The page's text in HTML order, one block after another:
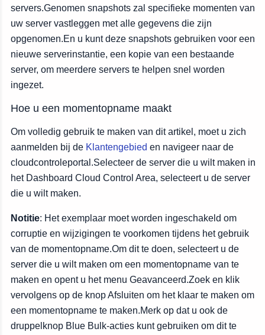
servers.Genomen snapshots zal specifieke momenten van
uw server vastleggen met alle gegevens die zijn
opgenomen.En u kunt deze snapshots gebruiken voor een
nieuwe serverinstantie, een kopie van een bestaande
server, om meerdere servers te helpen snel worden
ingezet.
Hoe u een momentopname maakt
Om volledig gebruik te maken van dit artikel, moet u zich
aanmelden bij de Klantengebied en navigeer naar de
cloudcontroleportal.Selecteer de server die u wilt maken in
het Dashboard Cloud Control Area, selecteert u de server
die u wilt maken.
Notitie: Het exemplaar moet worden ingeschakeld om
corruptie en wijzigingen te voorkomen tijdens het gebruik
van de momentopname.Om dit te doen, selecteert u de
server die u wilt maken om een momentopname van te
maken en opent u het menu Geavanceerd.Zoek en klik
vervolgens op de knop Afsluiten om het klaar te maken om
een momentopname te maken.Merk op dat u ook de
druppelknop Blue Bulk-acties kunt gebruiken om dit te